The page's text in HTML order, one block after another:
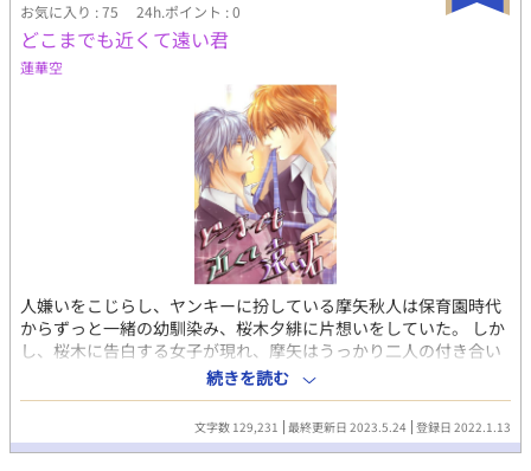
お気に入り : 75 24h.ポイント : 0
どこまでも近くて遠い君
蓮華空
人嫌いをこじらし、ヤンキーに扮している摩矢秋人は保育園時代
からずっと一緒の幼馴染み、桜木夕緋に片想いをしていた。 しか
し、桜木に告白する女子が現れ、摩矢はうっかり二人の付き合い
を後押ししてしまう。 後悔に駆られながら摩矢は桜木を諦める決
心をするのだが、決心をしたその日から事態は思わぬ方向へと流
れ──。 温和な爽やかイケメンと陰気な自称ヤンキーによる、近
付けば近付くほど拗れる、幼馴染みラブ。 ◇◇◇以下は登場人物
続きを読む
文字数 129,231 最終更新日 2023.5.24 登録日 2022.1.13